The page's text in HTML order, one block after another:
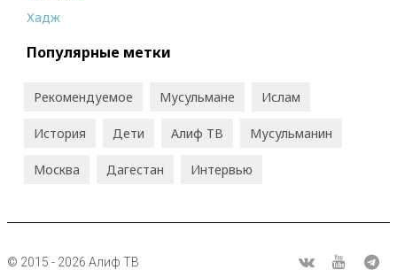
Хадж
Популярные метки
Рекомендуемое Мусульмане Ислам
История Дети Алиф ТВ Мусульманин
Москва Дагестан Интервью
© 2015 - 2026 Алиф ТВ